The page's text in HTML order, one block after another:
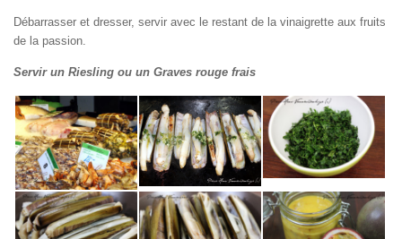
Débarrasser et dresser, servir avec le restant de la vinaigrette aux fruits
de la passion.
Servir un Riesling ou un Graves rouge frais